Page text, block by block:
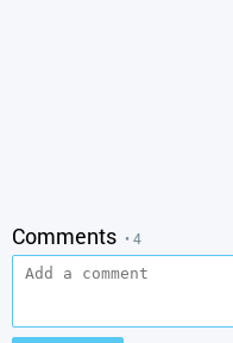
Comments • 4